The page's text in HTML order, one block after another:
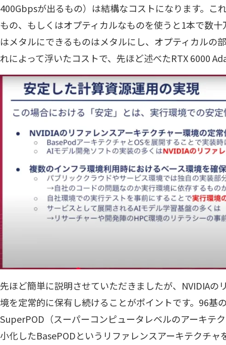
400Gbpsが出るもの）は結構なコストになります。こ
もの、もしくはオプティカルなものを使うと1本で数
はメタルにできるものはメタルにし、オプティカルの
れによって浮いたコストで、先ほど述べたRTX 6000
先ほど簡単に説明させていただきましたが、NVIDIAの
境を定常的に保有し続けることがポイントです。96基
SuperPOD（スーパーコンピュータレベルのアーキテ
小化したBasePODというリファレンスアーキテクチャ